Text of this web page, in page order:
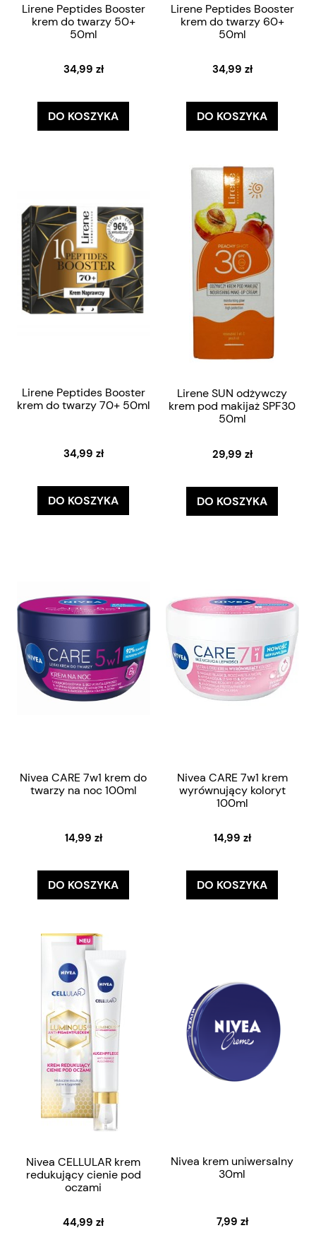
Lirene Peptides Booster
krem do twarzy 50+
50ml
34,99 zł
DO KOSZYKA
Lirene Peptides Booster
krem do twarzy 60+
50ml
34,99 zł
DO KOSZYKA
Lirene Peptides Booster
krem do twarzy 70+ 50ml
34,99 zł
DO KOSZYKA
Lirene SUN odżywczy
krem pod makijaż SPF30
50ml
29,99 zł
DO KOSZYKA
Nivea CARE 7w1 krem do
twarzy na noc 100ml
14,99 zł
DO KOSZYKA
Nivea CARE 7w1 krem
wyrównujący koloryt
100ml
14,99 zł
DO KOSZYKA
Nivea CELLULAR krem
redukujący cienie pod
oczami
44,99 zł
Nivea krem uniwersalny
30ml
7,99 zł